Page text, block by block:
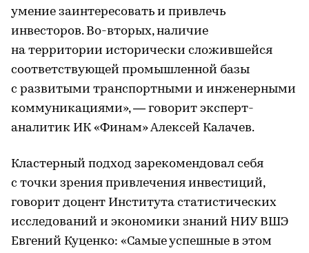
умение заинтересовать и привлечь
инвесторов. Во-вторых, наличие
на территории исторически сложившейся
соответствующей промышленной базы
с развитыми транспортными и инженерными
коммуникациями», — говорит эксперт-
аналитик ИК «Финам» Алексей Калачев.
Кластерный подход зарекомендовал себя
с точки зрения привлечения инвестиций,
говорит доцент Института статистических
исследований и экономики знаний НИУ ВШЭ
Евгений Куценко: «Самые успешные в этом